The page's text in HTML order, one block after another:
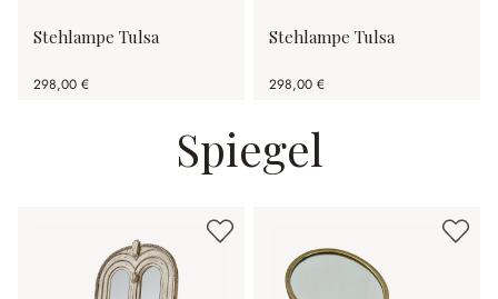
Stehlampe Tulsa
298,00 €
Stehlampe Tulsa
298,00 €
Spiegel